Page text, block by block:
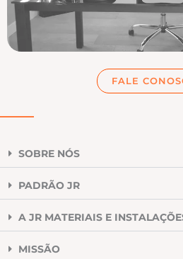
FALE
SOBRE NÓS
PADRÃO JR
A JR MATERIAIS E
MISSÃO